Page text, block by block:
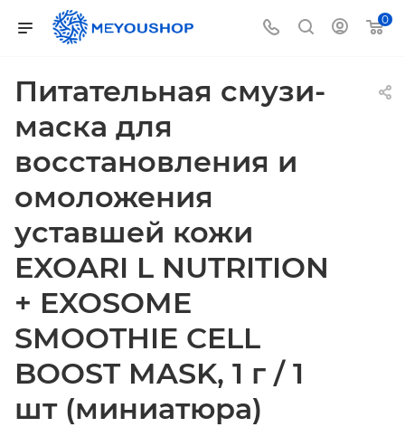
0
Питательная смузи-
маска для
восстановления и
омоложения
уставшей кожи
EXOARI L NUTRITION
+ EXOSOME
SMOOTHIE CELL
BOOST MASK, 1 г / 1
шт (миниатюра)